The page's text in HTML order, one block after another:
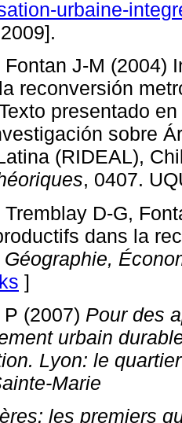
urbaine-
Fontan J-M (2004)
reconversión
presentado
sobre
(RIDEAL),
, 0407.
Tremblay D-G,
dans la
Géographie,
]
(2007) Pour des
urbain
Lyon: le
Marie
les premiers